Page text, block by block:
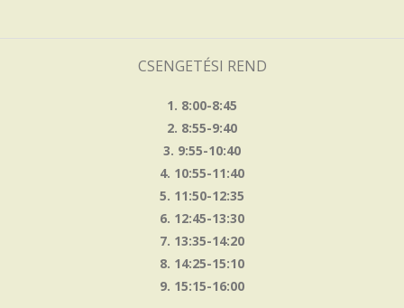
CSENGETÉSI REND
1. 8:00-8:45
2. 8:55-9:40
3. 9:55-10:40
4. 10:55-11:40
5. 11:50-12:35
6. 12:45-13:30
7. 13:35-14:20
8. 14:25-15:10
9. 15:15-16:00